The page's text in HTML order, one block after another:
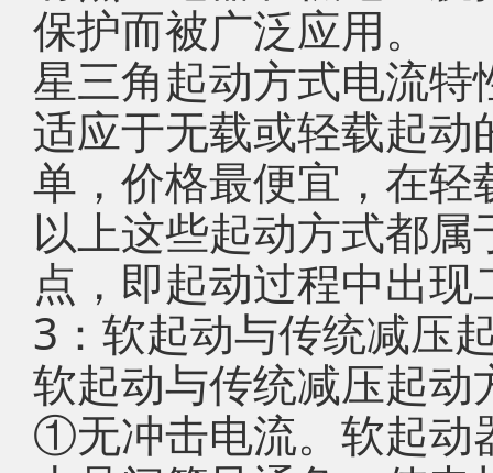
保护而被广泛应用。
星三角起动方式电流
适应于无载或轻载起
单，价格最便宜，在
以上这些起动方式都
点，即起动过程中出
3：软起动与传统减压
软起动与传统减压起
①无冲击电流。软起动